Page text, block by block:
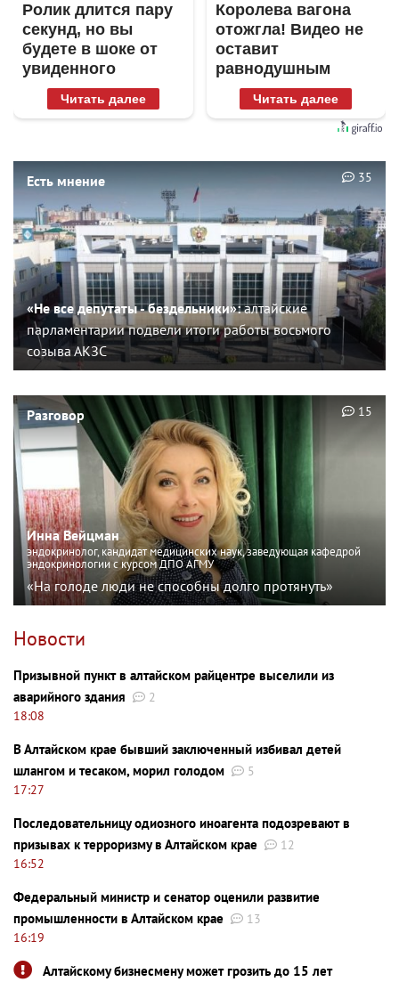
Ролик длится пару
секунд, но вы
будете в шоке от
увиденного
Читать далее
Королева вагона
отожгла! Видео не
оставит
равнодушным
Читать далее
Есть мнение
«Не все депутаты - бездельники»:алтайские
парламентарии подвели итоги работы восьмого
созыва АКЗС
35
Разговор
Инна Вейцман
эндокринолог, кандидат медицинских наук, заведующая кафедрой
эндокринологии с курсом ДПО АГМУ
«На голоде люди не способны долго протянуть»
15
Новости
Призывной пункт в алтайском райцентре выселили из
аварийного здания
2
18:08
В Алтайском крае бывший заключенный избивал детей
шлангом и тесаком, морил голодом
5
17:27
Последовательницу одиозного иноагента подозревают в
призывах к терроризму в Алтайском крае
12
16:52
Федеральный министр и сенатор оценили развитие
промышленности в Алтайском крае
13
16:19
Алтайскому бизнесмену может грозить до 15 лет